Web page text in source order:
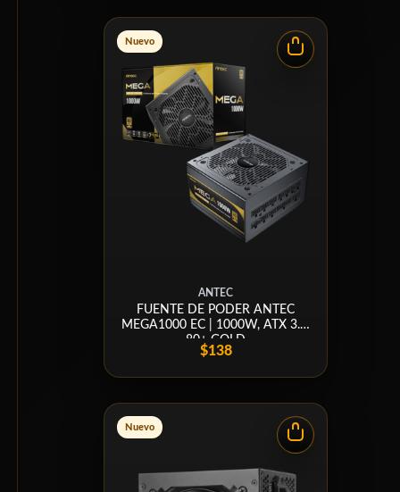
Nuevo
ANTEC
FUENTE DE PODER ANTEC
MEGA1000 EC | 1000W, ATX 3.1,
80+ GOLD
$138
Nuevo